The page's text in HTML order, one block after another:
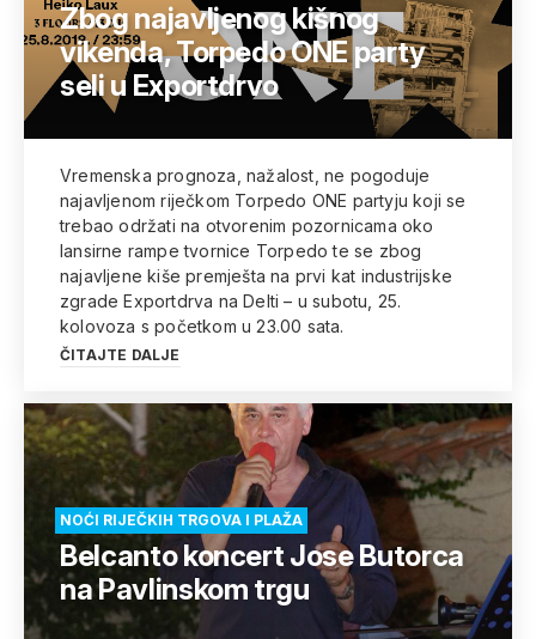
Zbog najavljenog kišnog
vikenda, Torpedo ONE party
seli u Exportdrvo
Vremenska prognoza, nažalost, ne pogoduje
najavljenom riječkom Torpedo ONE partyju koji se
trebao održati na otvorenim pozornicama oko
lansirne rampe tvornice Torpedo te se zbog
najavljene kiše premješta na prvi kat industrijske
zgrade Exportdrva na Delti – u subotu, 25.
kolovoza s početkom u 23.00 sata.
ČITAJTE DALJE
NOĆI RIJEČKIH TRGOVA I PLAŽA
Belcanto koncert Jose Butorca
na Pavlinskom trgu